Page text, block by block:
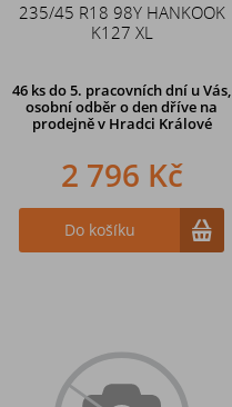
235/45 R18 98Y HANKOOK
K127 XL
46 ksdo 5. pracovních dní u Vás,
osobní odběr o den dříve na
prodejněv Hradci Králové
2 796 Kč
Do košíku